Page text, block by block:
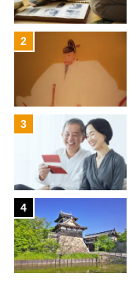
2
3
4